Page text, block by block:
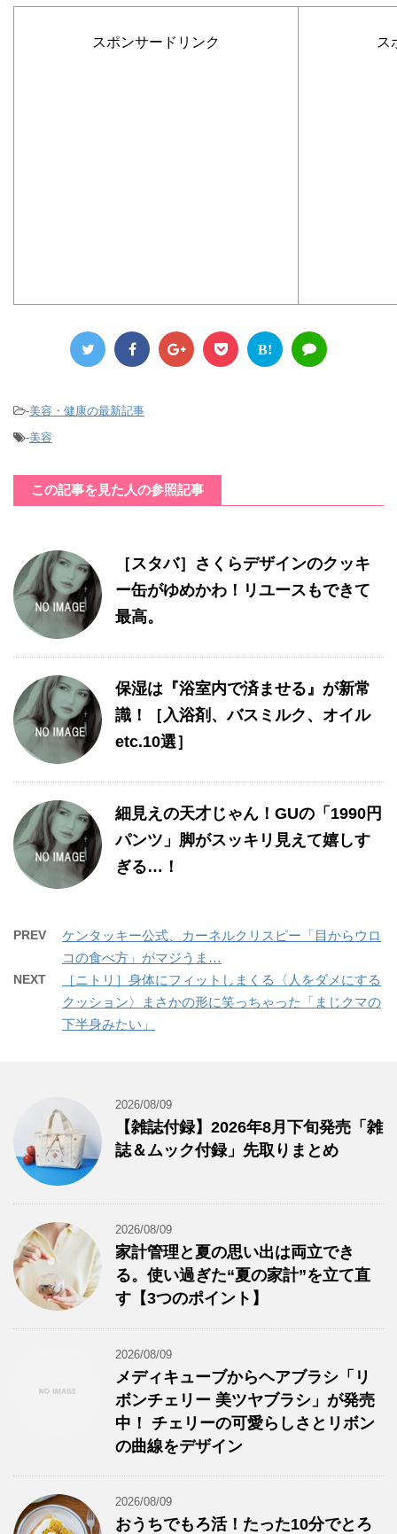
スポンサードリンク ス
B!
-美容・健康の最新記事
-美容
この記事を見た人の参照記事
［スタバ］さくらデザインのクッキ
ー缶がゆめかわ！リユースもできて
最高。
保湿は『浴室内で済ませる』が新常
識！［入浴剤、バスミルク、オイル
etc.10選］
細見えの天才じゃん！GUの「1990円
パンツ」脚がスッキリ見えて嬉しす
ぎる…！
PREV
ケンタッキー公式、カーネルクリスピー「目からウロ
コの食べ方」がマジうま…
NEXT
［ニトリ］身体にフィットしまくる〈人をダメにする
クッション〉まさかの形に笑っちゃった「まじクマの
下半身みたい」
2026/08/09
【雑誌付録】2026年8月下旬発売「雑
誌＆ムック付録」先取りまとめ
2026/08/09
家計管理と夏の思い出は両立でき
る。使い過ぎた“夏の家計”を立て直
す【3つのポイント】
2026/08/09
メディキューブからヘアブラシ「リ
ボンチェリー 美ツヤブラシ」が発売
中！ チェリーの可愛らしさとリボン
の曲線をデザイン
2026/08/09
おうちでもろ活！たった10分でとろ